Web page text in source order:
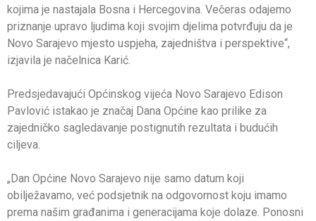
kojima je nastajala Bosna i Hercegovina. Večeras odajemo
priznanje upravo ljudima koji svojim djelima potvrđuju da je
Novo Sarajevo mjesto uspjeha, zajedništva i perspektive“,
izjavila je načelnica Karić.
Predsjedavajući Općinskog vijeća Novo Sarajevo Edison
Pavlović istakao je značaj Dana Općine kao prilike za
zajedničko sagledavanje postignutih rezultata i budućih
ciljeva.
„Dan Općine Novo Sarajevo nije samo datum koji
obilježavamo, već podsjetnik na odgovornost koju imamo
prema našim građanima i generacijama koje dolaze. Ponosni